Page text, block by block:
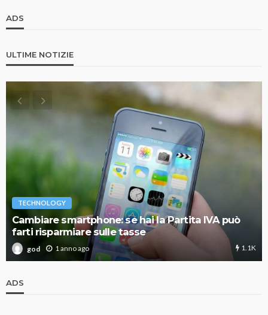
ADS
ULTIME NOTIZIE
TECHNOLOGY
Cambiare smartphone: se hai la Partita IVA può
farti risparmiare sulle tasse
god 1 anno ago 1.1K
ADS